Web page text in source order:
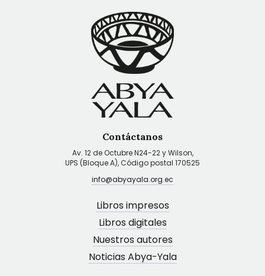
Contáctanos
Av. 12 de Octubre N24-22 y Wilson,
UPS (Bloque A), Código postal 170525
info@abyayala.org.ec
Libros impresos
Libros digitales
Nuestros autores
Noticias Abya-Yala